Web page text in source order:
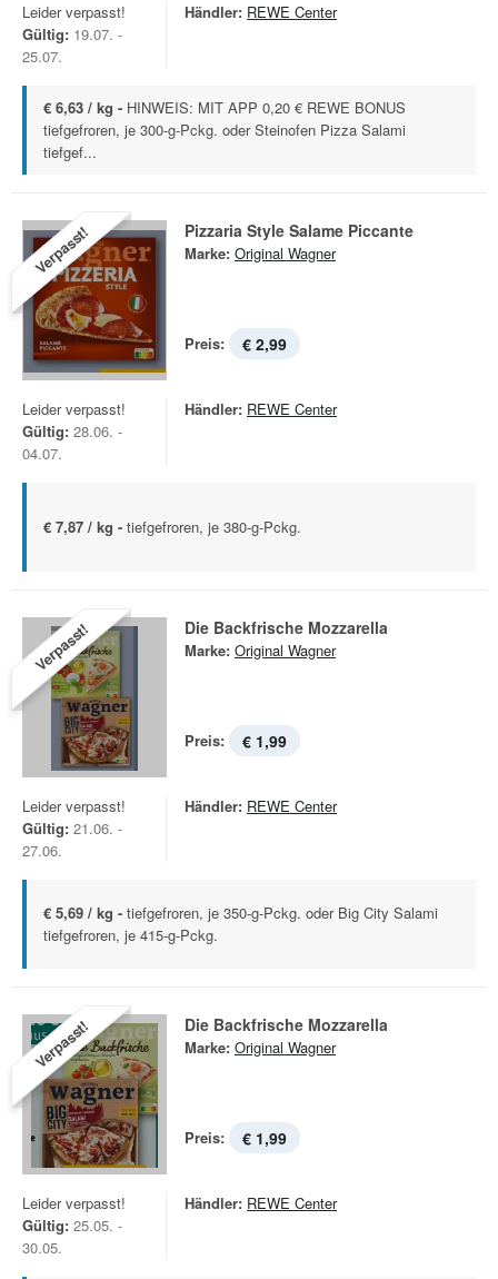
Leider verpasst!
Gültig: 19.07. -
25.07.
Händler: REWE Center
€ 6,63 / kg - HINWEIS: MIT APP 0,20 € REWE BONUS
tiefgefroren, je 300-g-Pckg. oder Steinofen Pizza Salami
tiefgef...
Verpasst! Pizzaria Style Salame Piccante
Marke: Original Wagner
Preis: € 2,99
Leider verpasst!
Gültig: 28.06. -
04.07.
Händler: REWE Center
€ 7,87 / kg - tiefgefroren, je 380-g-Pckg.
Verpasst! Die Backfrische Mozzarella
Marke: Original Wagner
Preis: € 1,99
Leider verpasst!
Gültig: 21.06. -
27.06.
Händler: REWE Center
€ 5,69 / kg - tiefgefroren, je 350-g-Pckg. oder Big City Salami
tiefgefroren, je 415-g-Pckg.
Verpasst! Die Backfrische Mozzarella
Marke: Original Wagner
Preis: € 1,99
Leider verpasst!
Gültig: 25.05. -
30.05.
Händler: REWE Center